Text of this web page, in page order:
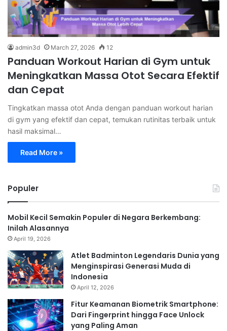
admin3d March 27, 2026 12
Panduan Workout Harian di Gym untuk
Meningkatkan Massa Otot Secara Efektif
dan Cepat
Tingkatkan massa otot Anda dengan panduan workout harian
di gym yang efektif dan cepat, temukan rutinitas terbaik untuk
hasil maksimal…
Read More »
Populer
Mobil Kecil Semakin Populer di Negara Berkembang:
Inilah Alasannya
April 19, 2026
Atlet Badminton Legendaris Dunia yang
Menginspirasi Generasi Muda di
Indonesia
April 12, 2026
Fitur Keamanan Biometrik Smartphone:
Dari Fingerprint hingga Face Unlock
yang Paling Aman